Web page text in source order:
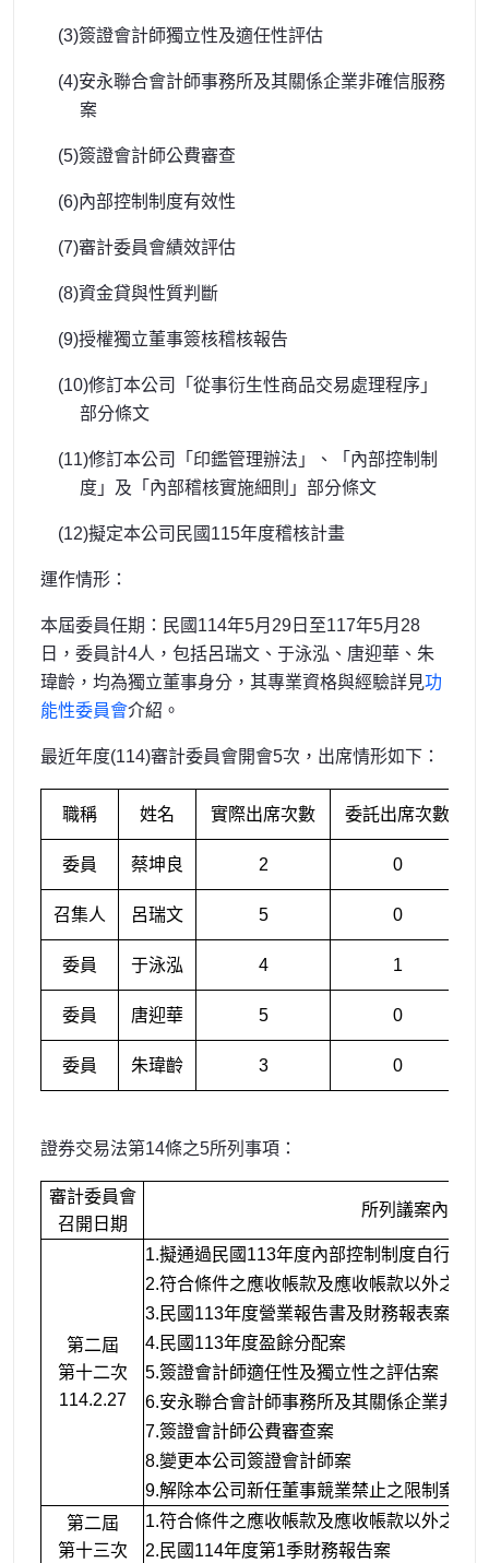
(3)簽證會計師獨立性及適任性評估
(4)安永聯合會計師事務所及其關係企業非確信服務
案
(5)簽證會計師公費審查
(6)內部控制制度有效性
(7)審計委員會績效評估
(8)資金貸與性質判斷
(9)授權獨立董事簽核稽核報告
(10)修訂本公司「從事衍生性商品交易處理程序」
部分條文
(11)修訂本公司「印鑑管理辦法」、「內部控制制
度」及「內部稽核實施細則」部分條文
(12)擬定本公司民國115年度稽核計畫
運作情形：
本屆委員任期：民國114年5月29日至117年5月28
日，委員計4人，包括呂瑞文、于泳泓、唐迎華、朱
瑋齡，均為獨立董事身分，其專業資格與經驗詳見功
能性委員會介紹。
最近年度(114)審計委員會開會5次，出席情形如下：
職稱 姓名 實際出席次數 委託出席次數
委員 蔡坤良 2 0
召集人 呂瑞文 5 0
委員 于泳泓 4 1
委員 唐迎華 5 0
委員 朱瑋齡 3 0
證券交易法第14條之5所列事項：
審計委員會
召開日期
所列議案內容
第二屆
第十二次
114.2.27
1.擬通過民國113年度內部控制制度自行評
2.符合條件之應收帳款及應收帳款以外之款
3.民國113年度營業報告書及財務報表案
4.民國113年度盈餘分配案
5.簽證會計師適任性及獨立性之評估案
6.安永聯合會計師事務所及其關係企業非確
7.簽證會計師公費審查案
8.變更本公司簽證會計師案
9.解除本公司新任董事競業禁止之限制案
第二屆
第十三次
1.符合條件之應收帳款及應收帳款以外之款
2.民國114年度第1季財務報告案